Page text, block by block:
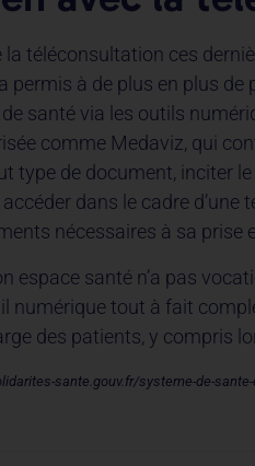
la téléconsultation ces
permis à de plus en plus de
santé via les outils
comme Medaviz, qui
type de document, inciter
accéder dans le cadre
nécessaires à sa prise
espace santé n’a pas
numérique tout à fait
des patients, y compris
sante.gouv.fr/systeme-de-